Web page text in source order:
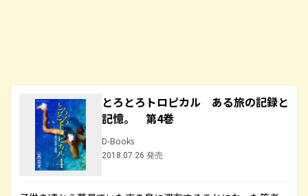
とろとろトロピカル ある旅の記録と
記憶。 第4巻
D-Books
2018.07.26 発売